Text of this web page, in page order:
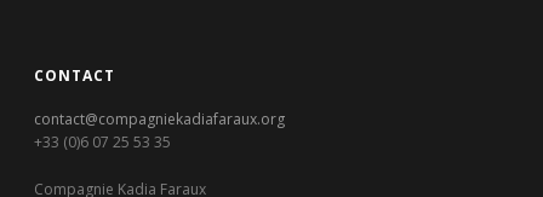
CONTACT
contact@compagniekadiafaraux.org
+33 (0)6 07 25 53 35
Compagnie Kadia Faraux